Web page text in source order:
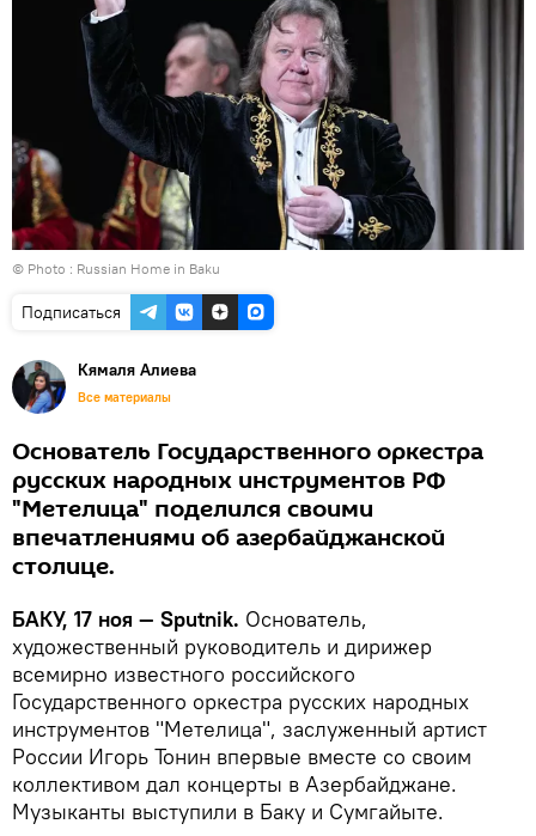
© Photo : Russian Home in Baku
Подписаться
Кямаля Алиева
Все материалы
Основатель Государственного оркестра
русских народных инструментов РФ
"Метелица" поделился своими
впечатлениями об азербайджанской
столице.
БАКУ, 17 ноя — Sputnik. Основатель,
художественный руководитель и дирижер
всемирно известного российского
Государственного оркестра русских народных
инструментов "Метелица", заслуженный артист
России Игорь Тонин впервые вместе со своим
коллективом дал концерты в Азербайджане.
Музыканты выступили в Баку и Сумгайыте.